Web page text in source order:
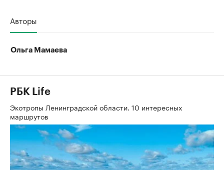
Авторы
Ольга Мамаева
РБК Life
Экотропы Ленинградской области. 10 интересных
маршрутов